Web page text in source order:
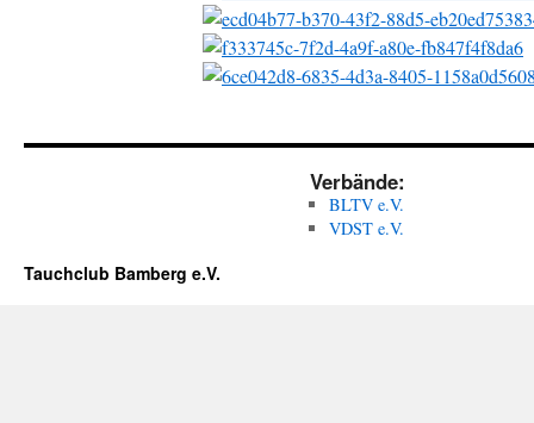
Verbände:
BLTV e.V.
VDST e.V.
Tauchclub Bamberg e.V.